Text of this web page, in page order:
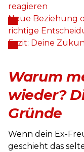
reagieren
Neue Beziehung
richtige
Fazit: Deine
Warum
wieder?
Gründe
Wenn dein Ex-
geschieht das